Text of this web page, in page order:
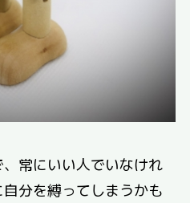
常にいい人でいなけれ
分を縛ってしまうかも